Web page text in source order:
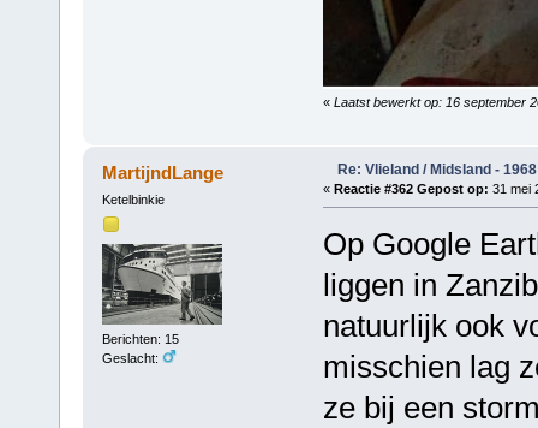
« Laatst bewerkt op: 16 september
MartijndLange
Ketelbinkie
Berichten: 15
Geslacht:
Re: Vlieland / Midsland - 1968
« Reactie #362 Gepost op: 31 mei
Op Google
liggen in
natuurlijk ook
misschien lag
ze bij een